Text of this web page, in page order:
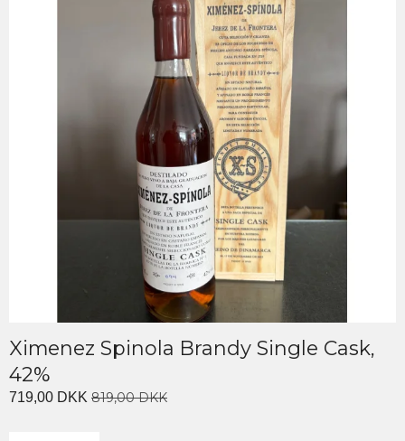
Ximenez Spinola Brandy Single Cask,
42%
719,00 DKK 819,00 DKK